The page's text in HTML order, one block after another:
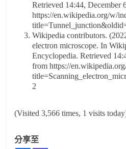
Retrieved 14:44, December
https://en.wikipedia.org/w/
Wikipedia contributors.
electron microscope. In
Encyclopedia. Retrieved
from https://
2
(Visited 3,566 times, 1 visits
分享至